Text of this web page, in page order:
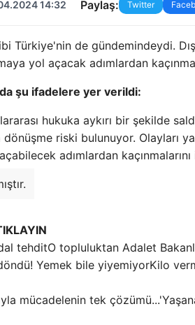
14:32 Paylaş: Twitter
Türkiye'nin de gündemindeydi.
yol açacak adımlardan
şu ifadelere yer verildi:
hukuka aykırı bir şekilde
dönüşme riski bulunuyor. Olayları
adımlardan
O topluluktan Adalet
Kilo